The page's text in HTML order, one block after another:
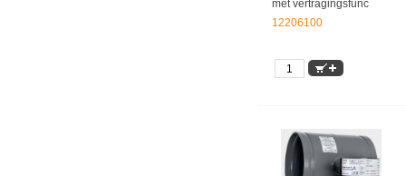
met vertragingsfunc
12206100